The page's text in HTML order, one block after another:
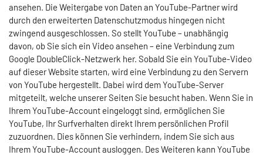
ansehen. Die Weitergabe von Daten an YouTube-Partner wird
durch den erweiterten Datenschutzmodus hingegen nicht
zwingend ausgeschlossen. So stellt YouTube – unabhängig
davon, ob Sie sich ein Video ansehen – eine Verbindung zum
Google DoubleClick-Netzwerk her. Sobald Sie ein YouTube-Video
auf dieser Website starten, wird eine Verbindung zu den Servern
von YouTube hergestellt. Dabei wird dem YouTube-Server
mitgeteilt, welche unserer Seiten Sie besucht haben. Wenn Sie in
Ihrem YouTube-Account eingeloggt sind, ermöglichen Sie
YouTube, Ihr Surfverhalten direkt Ihrem persönlichen Profil
zuzuordnen. Dies können Sie verhindern, indem Sie sich aus
Ihrem YouTube-Account ausloggen. Des Weiteren kann YouTube